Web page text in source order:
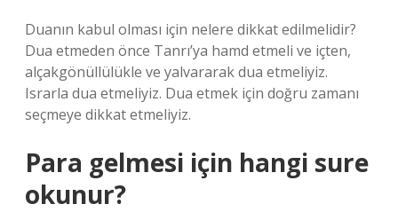
Duanın kabul olması için nelere dikkat edilmelidir?
Dua etmeden önce Tanrı’ya hamd etmeli ve içten,
alçakgönüllülükle ve yalvararak dua etmeliyiz.
Israrla dua etmeliyiz. Dua etmek için doğru zamanı
seçmeye dikkat etmeliyiz.
Para gelmesi için hangi sure
okunur?